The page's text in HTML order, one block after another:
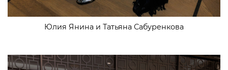
Юлия Янина и Татьяна Сабуренкова